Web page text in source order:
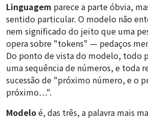
Linguagem parece a parte óbvia,
sentido particular. O modelo não
nem significado do jeito que uma
opera sobre "tokens" — pedaços
Do ponto de vista do modelo, todo
uma sequência de números, e toda
sucessão de "próximo número, e o
próximo…".
Modeloé, das três, a palavra mais